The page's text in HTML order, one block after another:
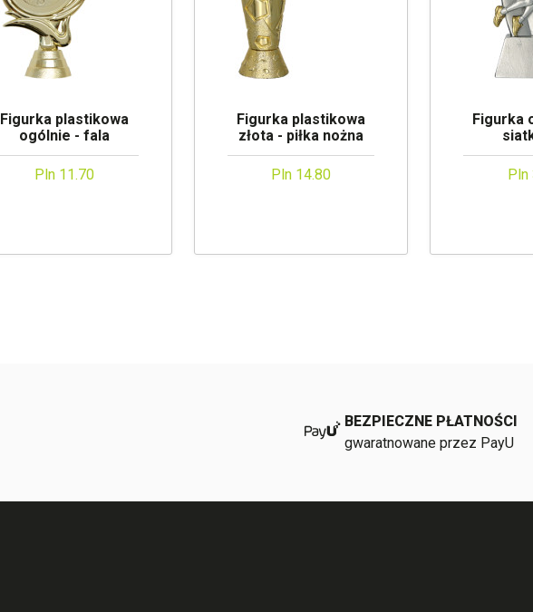
Figurka plastikowa
ogólnie - fala
Pln 11.70
Figurka plastikowa
złota - piłka nożna
Pln 14.80
Figurka
Pln
BEZPIECZNE PŁATNOŚCI
gwaratnowane przez PayU